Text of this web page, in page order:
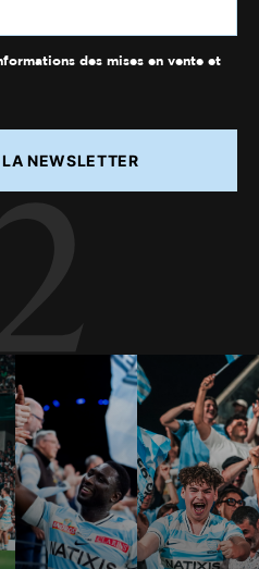
des mises en vente et
NEWSLETTER